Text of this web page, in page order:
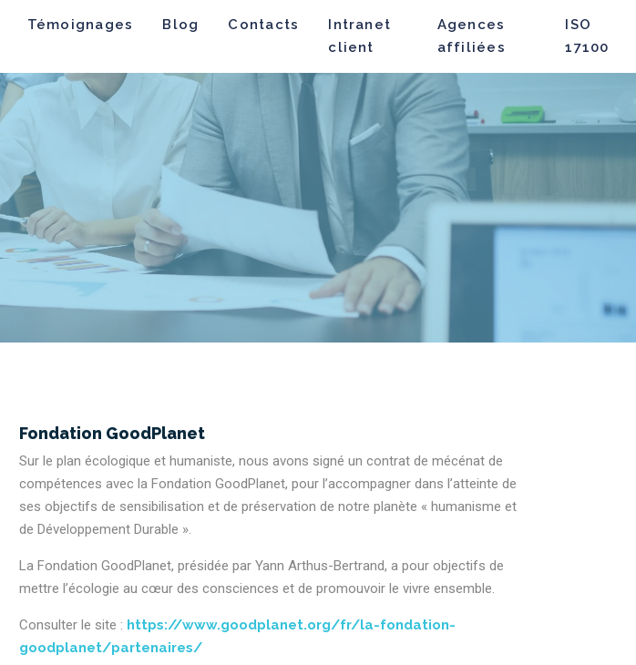
Témoignages Blog Contacts
Intranet
client
Agences
affiliées
ISO
17100
Fondation GoodPlanet
Sur le plan écologique et humaniste, nous avons signé un contrat de mécénat de
compétences avec la Fondation GoodPlanet, pour l’accompagner dans l’atteinte de
ses objectifs de sensibilisation et de préservation de notre planète « humanisme et
de Développement Durable ».
La Fondation GoodPlanet, présidée par Yann Arthus-Bertrand, a pour objectifs de
mettre l’écologie au cœur des consciences et de promouvoir le vivre ensemble.
Consulter le site : https://www.goodplanet.org/fr/la-fondation-
goodplanet/partenaires/